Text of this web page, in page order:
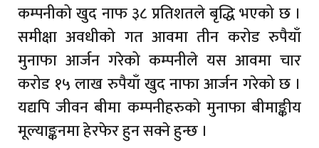
कम्पनीको खुद नाफ ३८ प्रतिशतले बृद्धि भएको छ ।
समीक्षा अवधीको गत आवमा तीन करोड रुपैयाँ
मुनाफा आर्जन गरेको कम्पनीले यस आवमा चार
करोड १५ लाख रुपैयाँ खुद नाफा आर्जन गरेको छ ।
यद्यपि जीवन बीमा कम्पनीहरुको मुनाफा बीमाङ्कीय
मूल्याङ्कनमा हेरफेर हुन सक्ने हुन्छ ।